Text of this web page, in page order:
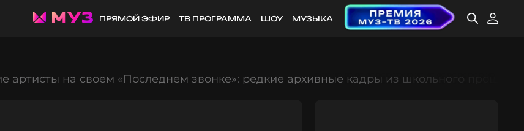
ПРЯМОЙ ЭФИР ТВ ПРОГРАММА ШОУ МУЗЫКА
артисты на своем «Последнем звонке»: редкие архивные кадры из школьного